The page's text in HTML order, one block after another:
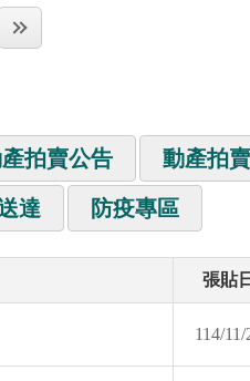
拍賣公告 動產拍
達 防疫專區
張貼日
114/11/